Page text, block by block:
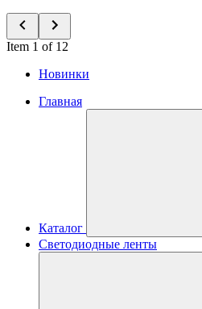
Item 1 of 12
Новинки
Главная
Каталог
Светодиодные ленты